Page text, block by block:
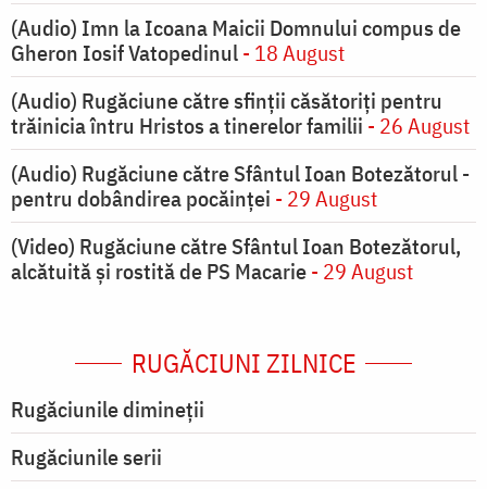
(Audio) Imn la Icoana Maicii Domnului compus de
Gheron Iosif Vatopedinul- 18 August
(Audio) Rugăciune către sfinții căsătoriți pentru
trăinicia întru Hristos a tinerelor familii - 26 August
(Audio) Rugăciune către Sfântul Ioan Botezătorul -
pentru dobândirea pocăinței - 29 August
(Video) Rugăciune către Sfântul Ioan Botezătorul,
alcătuită și rostită de PS Macarie- 29 August
RUGĂCIUNI ZILNICE
Rugăciunile dimineții
Rugăciunile serii